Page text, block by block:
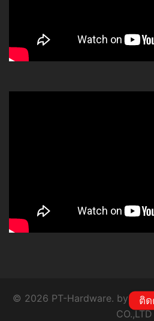
© 2026 PT-Hardware. by P.T.
CO.,LTD
ติ